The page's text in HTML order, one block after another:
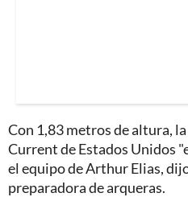
Con 1,83 metros de altura,
Current de Estados Unidos
el equipo de Arthur Elias,
preparadora de arqueras.